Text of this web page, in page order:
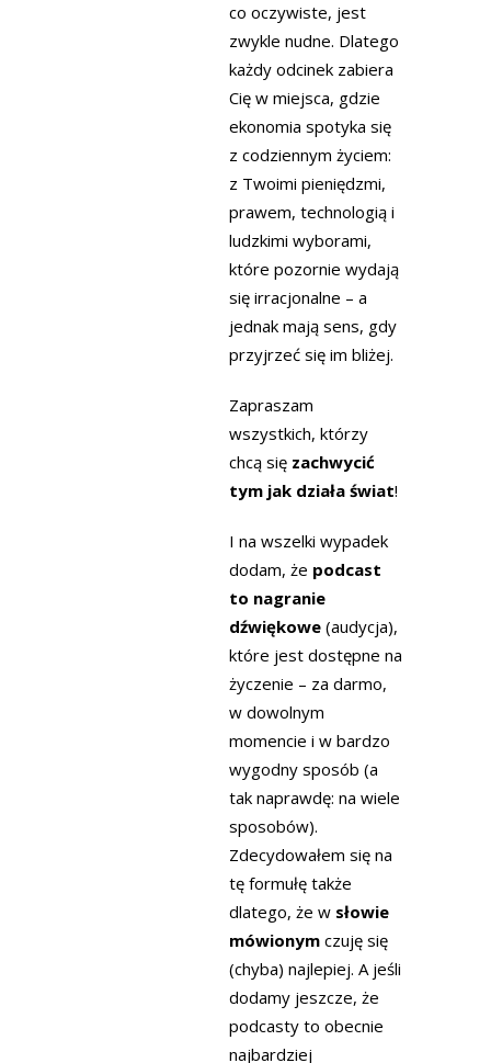
co oczywiste, jest
zwykle nudne. Dlatego
każdy odcinek zabiera
Cię w miejsca, gdzie
ekonomia spotyka się
z codziennym życiem:
z Twoimi pieniędzmi,
prawem, technologią i
ludzkimi wyborami,
które pozornie wydają
się irracjonalne – a
jednak mają sens, gdy
przyjrzeć się im bliżej.
Zapraszam
wszystkich, którzy
chcą się zachwycić
tym jak działa świat!
I na wszelki wypadek
dodam, że podcast
to nagranie
dźwiękowe (audycja),
które jest dostępne na
życzenie – za darmo,
w dowolnym
momencie i w bardzo
wygodny sposób (a
tak naprawdę: na wiele
sposobów).
Zdecydowałem się na
tę formułę także
dlatego, że w słowie
mówionymczuję się
(chyba) najlepiej. A jeśli
dodamy jeszcze, że
podcasty to obecnie
najbardziej